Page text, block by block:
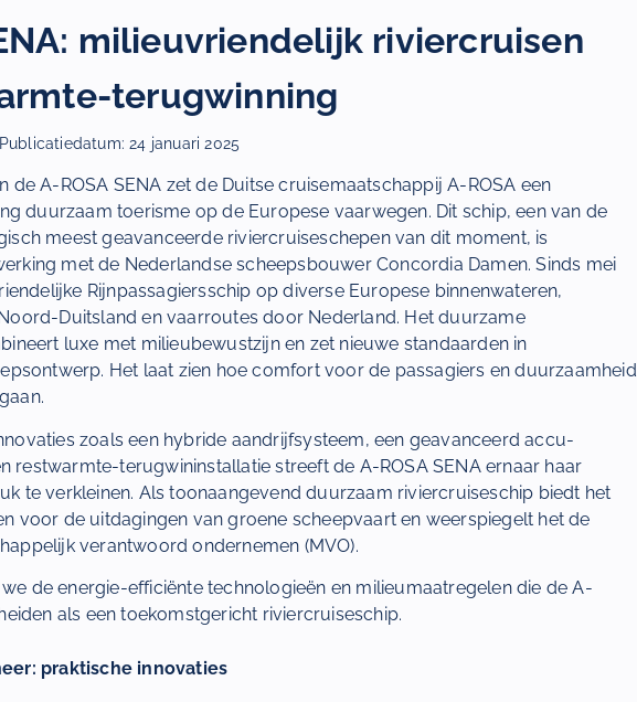
milieuvriendelijk riviercruisen
terugwinning
Publicatiedatum:24 januari 2025
de A-ROSA SENA zet de Duitse cruisemaatschappij A-ROSA een
duurzaam toerisme op de Europese vaarwegen. Dit schip, een van de
meest geavanceerde riviercruiseschepen van dit moment, is
met de Nederlandse scheepsbouwer Concordia Damen. Sinds mei
Rijnpassagiersschip op diverse Europese binnenwateren,
Duitsland en vaarroutes door Nederland. Het duurzame
luxe met milieubewustzijn en zet nieuwe standaarden in
Het laat zien hoe comfort voor de passagiers en duurzaamheid
zoals een hybride aandrijfsysteem, een geavanceerd accu-
restwarmte-terugwininstallatie streeft de A-ROSA SENA ernaar haar
te verkleinen. Als toonaangevend duurzaam riviercruiseschip biedt het
voor de uitdagingen van groene scheepvaart en weerspiegelt het de
verantwoord ondernemen (MVO).
we de energie-efficiënte technologieën en milieumaatregelen die de A-
als een toekomstgericht riviercruiseschip.
praktische innovaties